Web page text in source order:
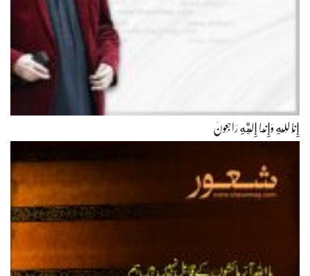
إِنَّا لِلّهِ وَإِنَّـا إِلَيْهِ رَاجِعونَ